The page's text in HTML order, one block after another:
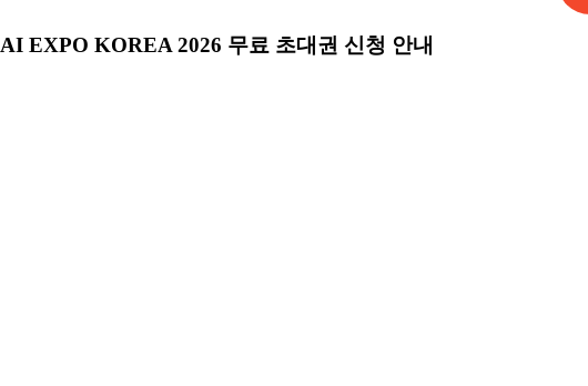
AI EXPO KOREA 2026 무료 초대권 신청 안내